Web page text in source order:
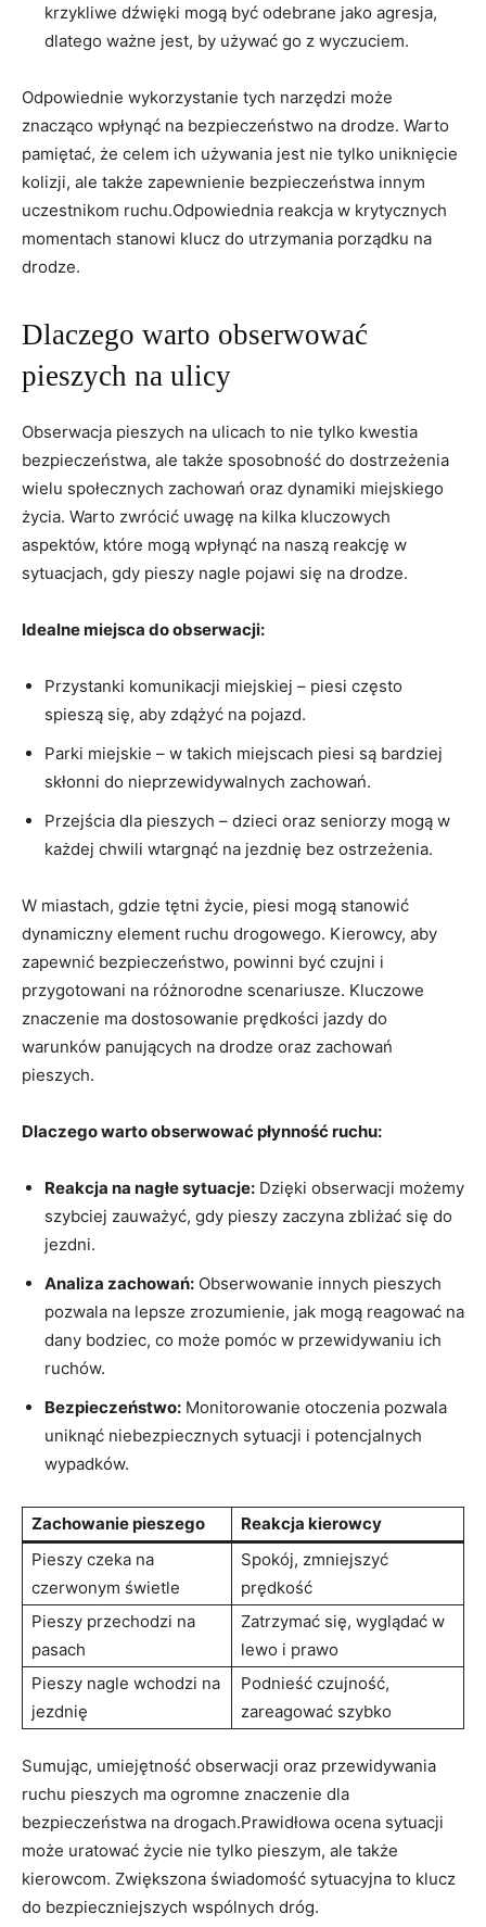
krzykliwe dźwięki mogą być odebrane jako agresja,
dlatego ważne jest, by używać go z wyczuciem.
Odpowiednie wykorzystanie tych narzędzi może
znacząco wpłynąć na bezpieczeństwo na drodze. Warto
pamiętać, że celem ich używania jest nie tylko uniknięcie
kolizji, ale także zapewnienie bezpieczeństwa innym
uczestnikom ruchu.Odpowiednia reakcja w krytycznych
momentach stanowi klucz do utrzymania porządku na
drodze.
Dlaczego warto obserwować
pieszych na ulicy
Obserwacja pieszych na ulicach to nie tylko kwestia
bezpieczeństwa, ale także sposobność do dostrzeżenia
wielu społecznych zachowań oraz dynamiki miejskiego
życia. Warto zwrócić uwagę na kilka kluczowych
aspektów, które mogą wpłynąć na naszą reakcję w
sytuacjach, gdy pieszy nagle pojawi się na drodze.
Idealne miejsca do obserwacji:
Przystanki komunikacji miejskiej – piesi często
spieszą się, aby zdążyć na pojazd.
Parki miejskie – w takich miejscach piesi są bardziej
skłonni do nieprzewidywalnych zachowań.
Przejścia dla pieszych – dzieci oraz seniorzy mogą w
każdej chwili wtargnąć na jezdnię bez ostrzeżenia.
W miastach, gdzie tętni życie, piesi mogą stanowić
dynamiczny element ruchu drogowego. Kierowcy, aby
zapewnić bezpieczeństwo, powinni być czujni i
przygotowani na różnorodne scenariusze. Kluczowe
znaczenie ma dostosowanie prędkości jazdy do
warunków panujących na drodze oraz zachowań
pieszych.
Dlaczego warto obserwować płynność ruchu:
Reakcja na nagłe sytuacje: Dzięki obserwacji możemy
szybciej zauważyć, gdy pieszy zaczyna zbliżać się do
jezdni.
Analiza zachowań: Obserwowanie innych pieszych
pozwala na lepsze zrozumienie, jak mogą reagować na
dany bodziec, co może pomóc w przewidywaniu ich
ruchów.
Bezpieczeństwo: Monitorowanie otoczenia pozwala
uniknąć niebezpiecznych sytuacji i potencjalnych
wypadków.
Zachowanie pieszego
Reakcja kierowcy
Pieszy czeka na
czerwonym świetle
Spokój, zmniejszyć
prędkość
Pieszy przechodzi na
pasach
Zatrzymać się, wyglądać w
lewo i prawo
Pieszy nagle wchodzi na
jezdnię
Podnieść czujność,
zareagować szybko
Sumując, umiejętność obserwacji oraz przewidywania
ruchu pieszych ma ogromne znaczenie dla
bezpieczeństwa na drogach.Prawidłowa ocena sytuacji
może uratować życie nie tylko pieszym, ale także
kierowcom. Zwiększona świadomość sytuacyjna to klucz
do bezpieczniejszych wspólnych dróg.